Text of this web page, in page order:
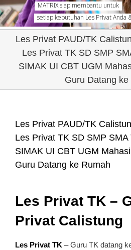
MATRIX siap membantu untuk
setiap kebutuhan Les Privat Anda
Les Privat PAUD/TK
Les Privat TK SD SMP
SIMAK UI CBT UGM
Guru Datang ke
Les Privat PAUD/TK
Les Privat TK SD SMP
SIMAK UI CBT UGM
Guru Datang ke Rumah
Les Privat TK –
Privat Calistung
Les Privat TK –Guru TK datang